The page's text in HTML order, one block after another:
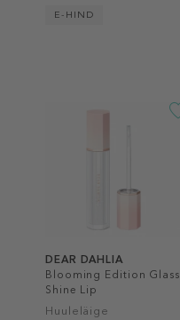
E-HIND
DEAR DAHLIA
Blooming Edition Glass
Shine Lip
Huuleläige